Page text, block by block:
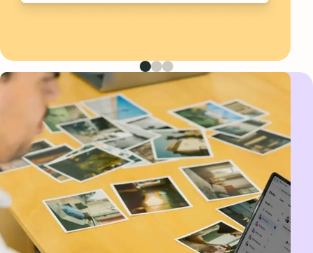
Première image
Deuxième image
Troisième image